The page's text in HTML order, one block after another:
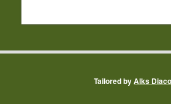
Tailored byAlks